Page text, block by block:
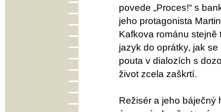
povede „Proces!“ s
jeho protagonista
Kafkova románu
jazyk do oprátky, jak
pouta v dialozích s
život zcela zaškrtí.
Režisér a jeho báječný